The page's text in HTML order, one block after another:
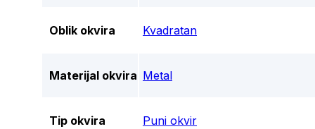
Oblik okvira Kvadratan
Materijal okvira Metal
Tip okvira Puni okvir